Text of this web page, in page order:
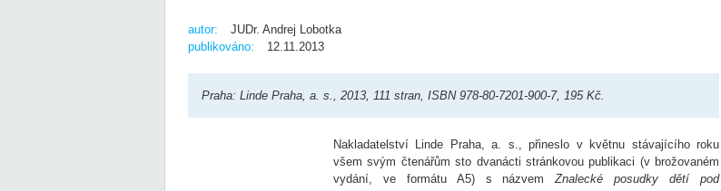
autor:
JUDr. Andrej Lobotka
publikováno:
12.11.2013
Praha: Linde Praha, a. s., 2013, 111 stran, ISBN 978-80-7201-900-7, 195 Kč.
Nakladatelství Linde Praha, a. s., přineslo v květnu stávajícího roku
všem svým čtenářům sto dvanácti stránkovou publikaci (v brožovaném
vydání, ve formátu A5) s názvemZnalecké posudky dětí pod